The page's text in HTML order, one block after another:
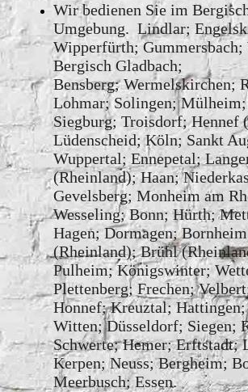
Wir bedienen Sie im
Umgebung. Lindlar;
Wipperfürth; Gummersbach;
Bergisch Gladbach;
Bensberg; Wermelskirchen;
Lohmar; Solingen;
Siegburg; Troisdorf; Hennef
Lüdenscheid; Köln; Sankt
Wuppertal; Ennepetal;
(Rheinland); Haan;
Gevelsberg; Monheim am
Wesseling; Bonn; Hürth;
Hagen; Dormagen; Bornheim
(Rheinland); Brühl
Pulheim; Königswinter;
Plettenberg; Frechen;
Honnef; Kreuztal;
Witten; Düsseldorf; Siegen;
Schwerte; Hemer; Erftstadt;
Kerpen; Neuss; Bergheim;
Meerbusch; Essen.